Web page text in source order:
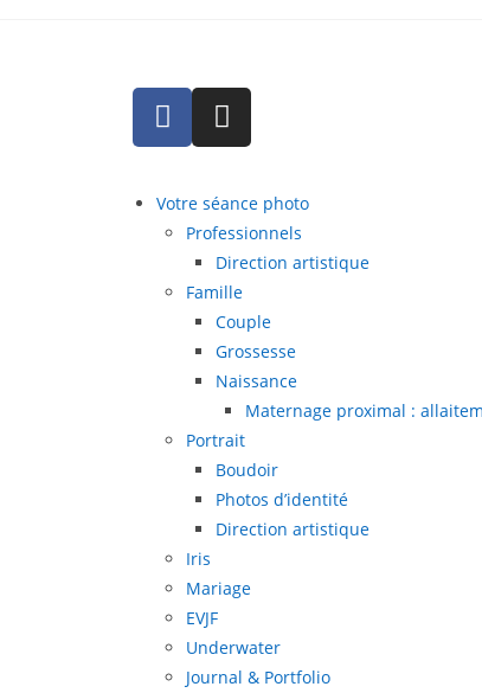
Votre séance photo
Professionnels
Direction artistique
Famille
Couple
Grossesse
Naissance
Maternage proximal :
Portrait
Boudoir
Photos d’identité
Direction artistique
Iris
Mariage
EVJF
Underwater
Journal & Portfolio